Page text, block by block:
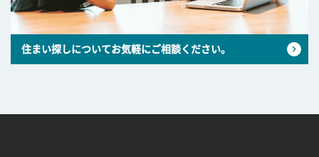
住まい探しについてお気軽にご相談ください。